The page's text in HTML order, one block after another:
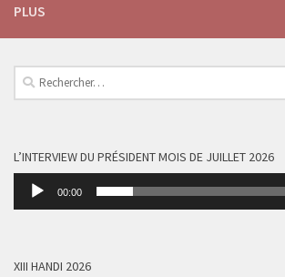
PLUS
Rechercher :
L’INTERVIEW DU PRÉSIDENT MOIS DE JUILLET 2026
Lecteur
00:00
XIII HANDI 2026